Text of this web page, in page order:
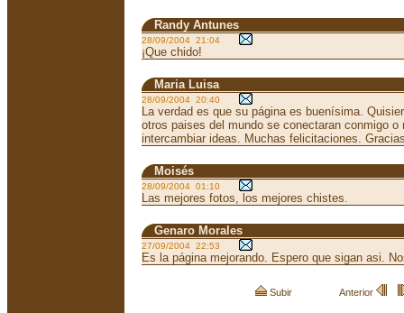
Randy Antunes
28/09/2004 21:04
¡Que chido!
Maria Luisa
28/09/2004 20:40
La verdad es que su página es buenísima.
otros paises del mundo se conectaran conmigo o
intercambiar ideas. Muchas felicitaciones.
Moisés
28/09/2004 01:10
Las mejores fotos, los mejores chistes.
Genaro Morales
27/09/2004 22:53
Es la página mejorando. Espero que sigan asi.
Subir Anterior